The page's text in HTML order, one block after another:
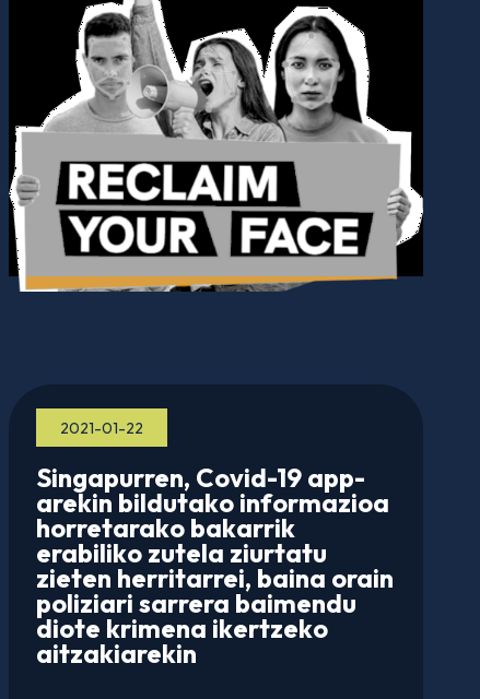
2021-01-22
Singapurren, Covid-19 app-
arekin bildutako informazioa
horretarako bakarrik
erabiliko zutela ziurtatu
zieten herritarrei, baina orain
poliziari sarrera baimendu
diote krimena ikertzeko
aitzakiarekin